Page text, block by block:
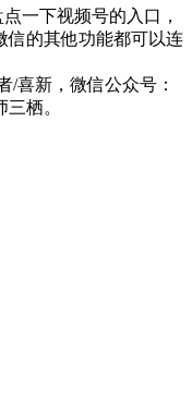
一下视频号的入口，
信的其他功能都可以连
/喜新，微信公众号：
师三栖。